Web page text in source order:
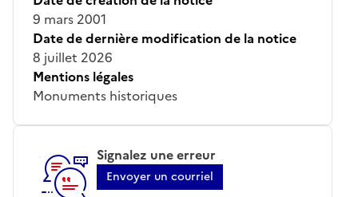
9 mars 2001
Date de dernière modification de la notice
8 juillet 2026
Mentions légales
Monuments historiques
Signalez une erreur
Envoyer un courriel